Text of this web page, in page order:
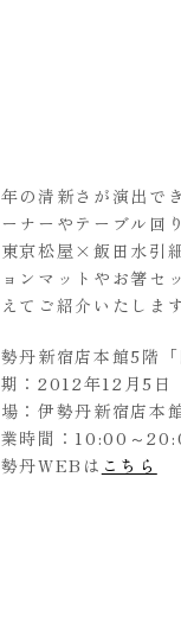
の清新さが演出で
ナーやテーブル回
東京松屋×飯田水引
ンマットやお箸セ
てご紹介いたしま
丹新宿店本館5階
：2012年12月5日
：伊勢丹新宿店
時間：10:00～
丹WEBは こちら